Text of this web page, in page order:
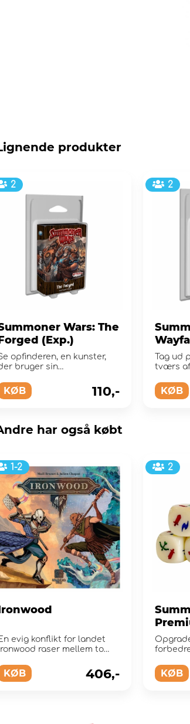
produkter
2
Wars: The
(Exp.)
opfinderen, en kunster,
bruger sin
en krigsgru...
KØB 110,-
2
Tag ud
tværs
KØB
har også købt
1-2
evig konflikt for landet
Ironwood raser mellem to
KØB 406,-
2
KØB